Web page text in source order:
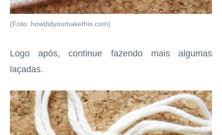
(Foto: howdidyoumakethis.com)
Logo após, continue fazendo mais algumas
laçadas.